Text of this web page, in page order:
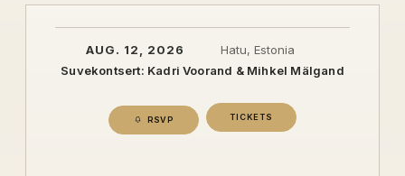
AUG. 12, 2026
Hatu, Estonia
Suvekontsert: Kadri Voorand & Mihkel Mälgand
RSVP TICKETS